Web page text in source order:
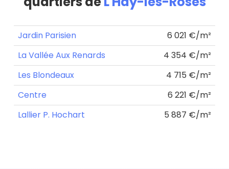
Jardin Parisien
6 021 €/m²
La Vallée Aux Renards
4 354 €/m²
Les Blondeaux
4 715 €/m²
Centre
6 221 €/m²
Lallier P. Hochart
5 887 €/m²